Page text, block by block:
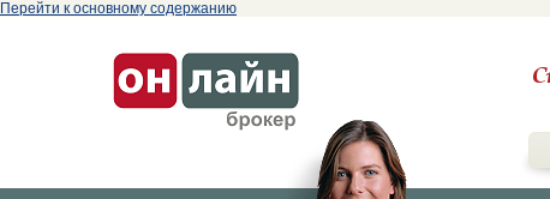
Перейти к основному содержанию